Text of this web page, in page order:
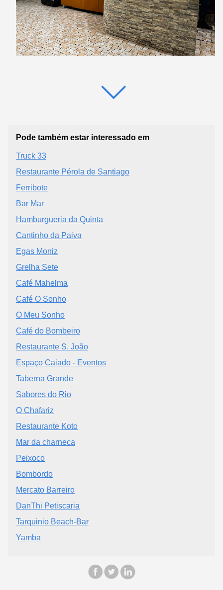
Pode também estar interessado em
Truck 33
Restaurante Pérola de Santiago
Ferribote
Bar Mar
Hamburgueria da Quinta
Cantinho da Paiva
Egas Moniz
Grelha Sete
Café Mahelma
Café O Sonho
O Meu Sonho
Café do Bombeiro
Restaurante S. João
Espaço Caiado - Eventos
Taberna Grande
Sabores do Rio
O Chafariz
Restaurante Koto
Mar da charneca
Peixoco
Bombordo
Mercato Barreiro
DanThi Petiscaria
Tarquinio Beach-Bar
Yamba